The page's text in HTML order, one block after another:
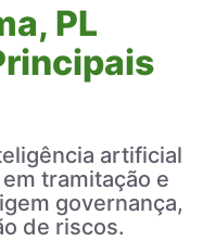
PL
artificial
tramitação e
governança,
de riscos.